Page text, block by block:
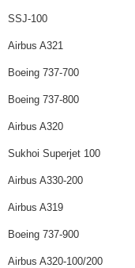
SSJ-100
Airbus A321
Boeing 737-700
Boeing 737-800
Airbus A320
Sukhoi Superjet 100
Airbus A330-200
Airbus A319
Boeing 737-900
Airbus A320-100/200